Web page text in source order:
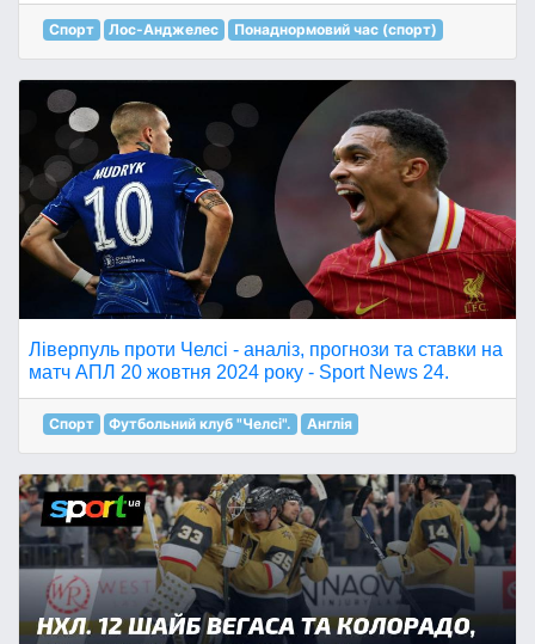
Спорт Лос-Анджелес Понаднормовий час (спорт)
Ліверпуль проти Челсі - аналіз, прогнози та ставки на
матч АПЛ 20 жовтня 2024 року - Sport News 24.
Спорт Футбольний клуб "Челсі". Англія